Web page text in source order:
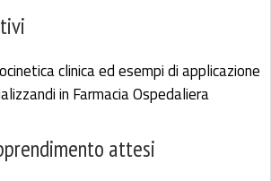
clinica ed esempi di applicazione
in Farmacia Ospedaliera
attesi